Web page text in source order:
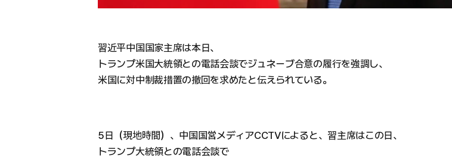
習近平中国国家主席は本日、
トランプ米国大統領との電話会談でジュネーブ合意の履行を強調し、
米国に対中制裁措置の撤回を求めたと伝えられている。
5日（現地時間）、中国国営メディアCCTVによると、習主席はこの日、
トランプ大統領との電話会談で